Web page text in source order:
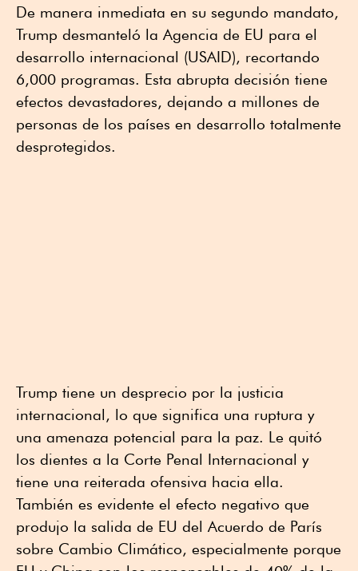
De manera inmediata en su segundo mandato,
Trump desmanteló la Agencia de EU para el
desarrollo internacional (USAID), recortando
6,000 programas. Esta abrupta decisión tiene
efectos devastadores, dejando a millones de
personas de los países en desarrollo totalmente
desprotegidos.
Trump tiene un desprecio por la justicia
internacional, lo que significa una ruptura y
una amenaza potencial para la paz. Le quitó
los dientes a la Corte Penal Internacional y
tiene una reiterada ofensiva hacia ella.
También es evidente el efecto negativo que
produjo la salida de EU del Acuerdo de París
sobre Cambio Climático, especialmente porque